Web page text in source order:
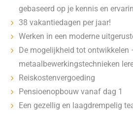
gebaseerd op je kennis en
38 vakantiedagen per jaar!
Werken in een moderne
De mogelijkheid tot ontwikkelen
metaalbewerkingstechnieken
Reiskostenvergoeding
Pensioenopbouw vanaf dag 1
Een gezellig en laagdrempelig